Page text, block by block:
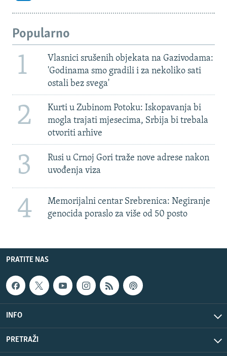
Popularno
1
Vlasnici srušenih objekata na Gazivodama:
'Godinama smo gradili i za nekoliko sati
ostali bez svega'
2
Kurti u Zubinom Potoku: Iskopavanja bi
mogla trajati mjesecima, Srbija bi trebala
otvoriti arhive
3
Rusi u Crnoj Gori traže nove adrese nakon
uvođenja viza
4
Memorijalni centar Srebrenica: Negiranje
genocida poraslo za više od 50 posto
PRATITE NAS
INFO
PRETRAŽI